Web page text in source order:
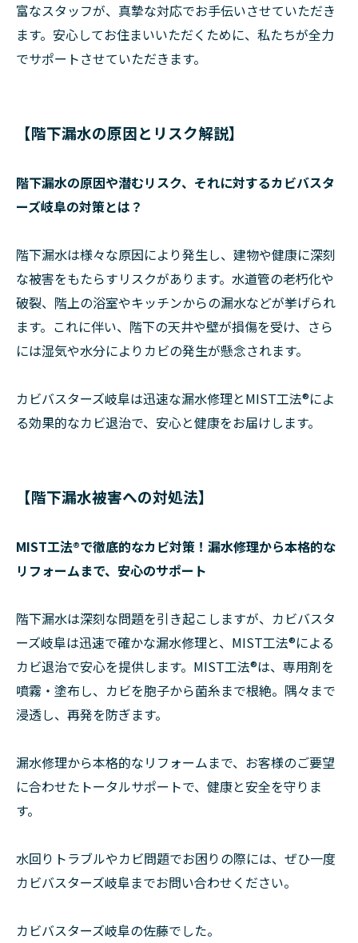
富なスタッフが、真摯な対応でお手伝いさせていただき
ます。安心してお住まいいただくために、私たちが全力
でサポートさせていただきます。
【階下漏水の原因とリスク解説】
階下漏水の原因や潜むリスク、それに対するカビバスタ
ーズ岐阜の対策とは？
階下漏水は様々な原因により発生し、建物や健康に深刻
な被害をもたらすリスクがあります。水道管の老朽化や
破裂、階上の浴室やキッチンからの漏水などが挙げられ
ます。これに伴い、階下の天井や壁が損傷を受け、さら
には湿気や水分によりカビの発生が懸念されます。
カビバスターズ岐阜は迅速な漏水修理とMIST工法®によ
る効果的なカビ退治で、安心と健康をお届けします。
【階下漏水被害への対処法】
MIST工法®で徹底的なカビ対策！漏水修理から本格的な
リフォームまで、安心のサポート
階下漏水は深刻な問題を引き起こしますが、カビバスタ
ーズ岐阜は迅速で確かな漏水修理と、MIST工法®による
カビ退治で安心を提供します。MIST工法®は、専用剤を
噴霧・塗布し、カビを胞子から菌糸まで根絶。隅々まで
浸透し、再発を防ぎます。
漏水修理から本格的なリフォームまで、お客様のご要望
に合わせたトータルサポートで、健康と安全を守りま
す。
水回りトラブルやカビ問題でお困りの際には、ぜひ一度
カビバスターズ岐阜までお問い合わせください。
カビバスターズ岐阜の佐藤でした。